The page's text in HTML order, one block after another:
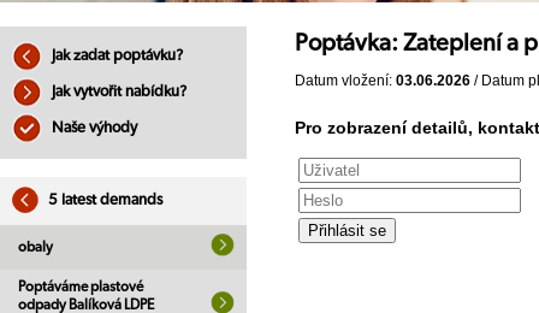
Jak zadat poptávku?
Jak vytvořit nabídku?
Naše výhody
5 latest demands
obaly
Poptáváme plastové
odpady Balíková LDPE
Poptávka: Zateplení a
Datum vložení: 03.06.2026 / Datum
Pro zobrazení detailů,